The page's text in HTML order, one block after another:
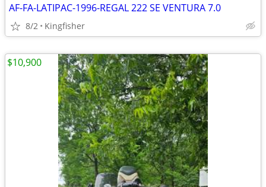
AF-FA-LATIPAC-1996-REGAL 222 SE VENTURA 7.0
8/2 Kingfisher
$10,900